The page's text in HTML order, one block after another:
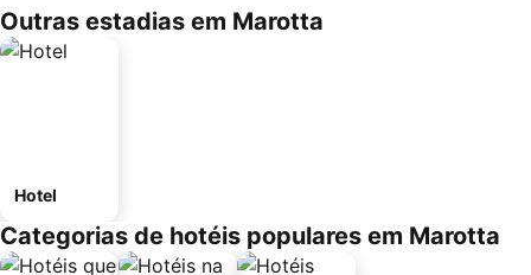
Outras estadias em Marotta
Hotel
Categorias de hotéis populares em Marotta